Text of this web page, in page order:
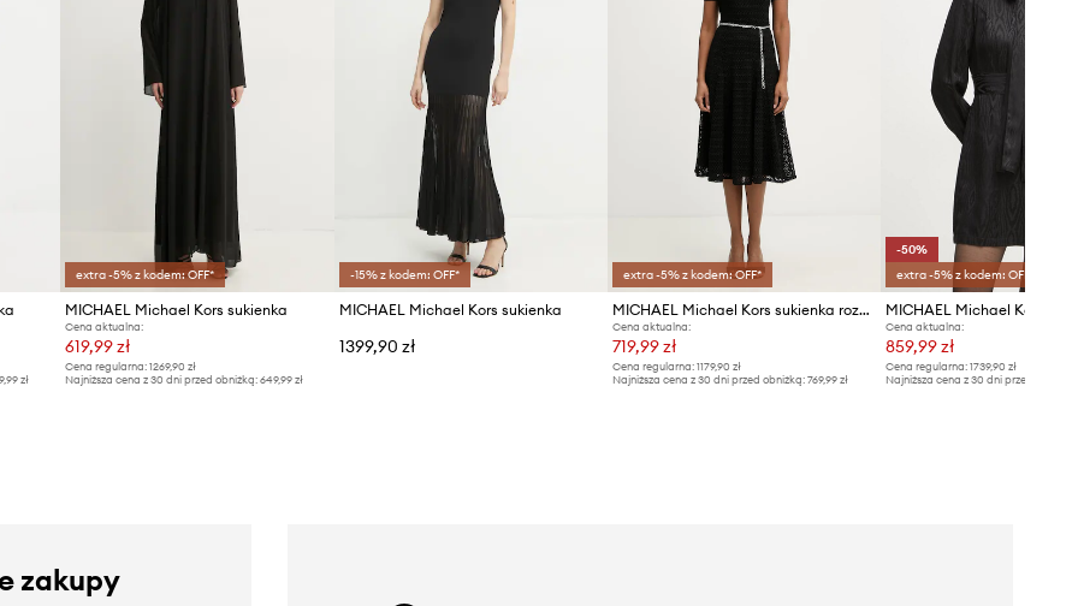
zł
extra -5% z kodem: OFF*
MICHAEL Michael Kors sukienka
Cena aktualna:
619,99 zł
Cena regularna: 1269,90 zł
Najniższa cena z 30 dni przed obniżką: 649,99 zł
-15% z kodem: OFF*
MICHAEL Michael Kors sukienka
1399,90 zł
extra -5% z kodem: OFF*
MICHAEL Michael Kors sukienka rozkloszowana
Cena aktualna:
719,99 zł
Cena regularna:1179,90 zł
Najniższa cena z 30 dni przed obniżką:769,99 zł
-50%
extra -5% z kodem: OFF*
Cena aktualna:
859,99 zł
Cena regularna: 1739,90 zł
Najniższa cena z 30 dni przed obniżką:
zakupy